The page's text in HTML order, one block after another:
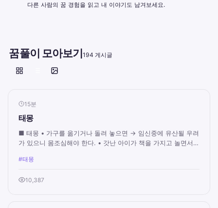
다른 사람의 꿈 경험을 읽고 내 이야기도 남겨보세요.
꿈풀이 모아보기194 게시글
15분
태몽
■ 태몽 • 가구를 옮기거나 돌려 놓으면 → 임신중에 유산될 우려
가 있으니 몸조심해야 한다. • 갓난 아이가 책을 가지고 놀면서
#태몽
10,387